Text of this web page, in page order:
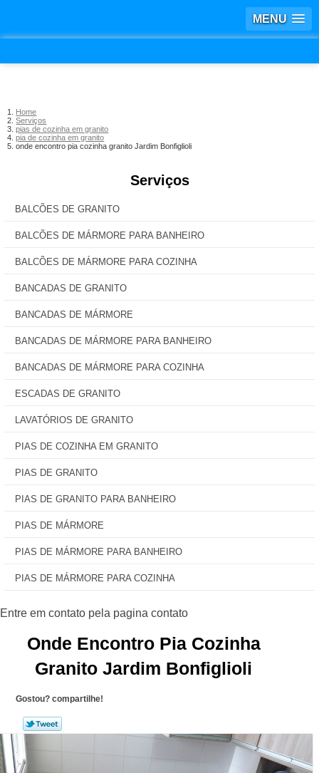
MENU
Home
Serviços
pias de cozinha em granito
pia de cozinha em granito
onde encontro pia cozinha granito Jardim Bonfiglioli
Serviços
BALCÕES DE GRANITO
BALCÕES DE MÁRMORE PARA BANHEIRO
BALCÕES DE MÁRMORE PARA COZINHA
BANCADAS DE GRANITO
BANCADAS DE MÁRMORE
BANCADAS DE MÁRMORE PARA BANHEIRO
BANCADAS DE MÁRMORE PARA COZINHA
ESCADAS DE GRANITO
LAVATÓRIOS DE GRANITO
PIAS DE COZINHA EM GRANITO
PIAS DE GRANITO
PIAS DE GRANITO PARA BANHEIRO
PIAS DE MÁRMORE
PIAS DE MÁRMORE PARA BANHEIRO
PIAS DE MÁRMORE PARA COZINHA
Onde Encontro Pia Cozinha
Granito Jardim Bonfiglioli
Gostou? compartilhe!